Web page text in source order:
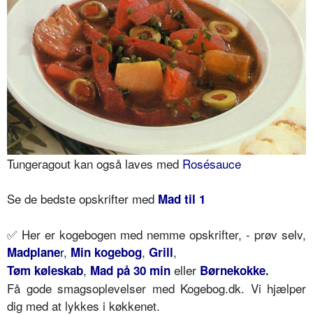
Tungeragout kan også laves med Rosésauce
Se de bedste opskrifter med Mad til 1
✅ Her er kogebogen med nemme opskrifter, - prøv selv,
Madplaner, Min kogebog, Grill,
Tøm køleskab, Mad på 30 min eller Børnekokke.
Få gode smagsoplevelser med Kogebog.dk. Vi hjælper
dig med at lykkes i køkkenet.